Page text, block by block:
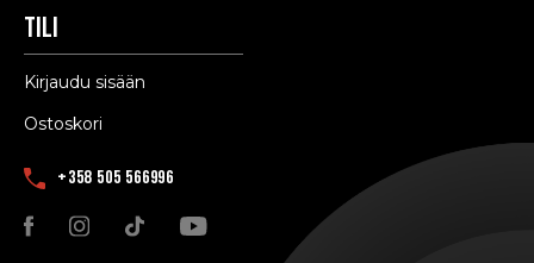
Tili
Kirjaudu sisään
Ostoskori
+358 505 566996